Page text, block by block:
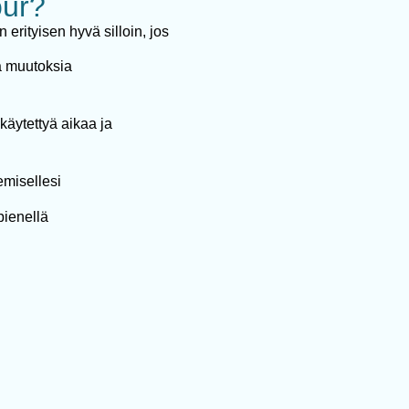
erityisen hyvä silloin, jos
muutoksia
aikaa ja